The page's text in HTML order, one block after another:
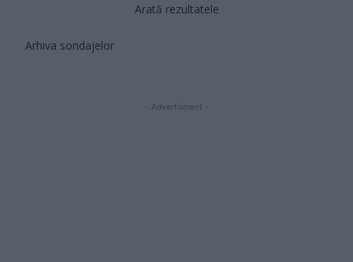
Arată rezultatele
Arhiva sondajelor
- Advertisment -